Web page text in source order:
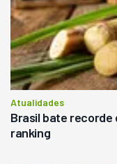
Atualidades
Brasil bate recorde
ranking